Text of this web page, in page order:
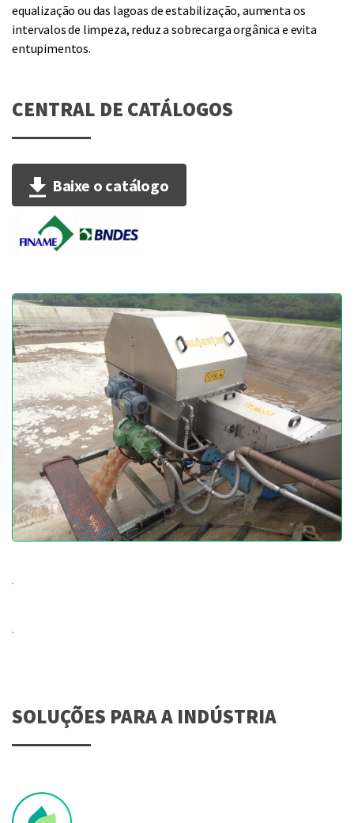
equalização ou das lagoas de estabilização, aumenta os
intervalos de limpeza, reduz a sobrecarga orgânica e evita
entupimentos.
CENTRAL DE CATÁLOGOS
Baixe o catálogo
SOLUÇÕES PARA A INDÚSTRIA